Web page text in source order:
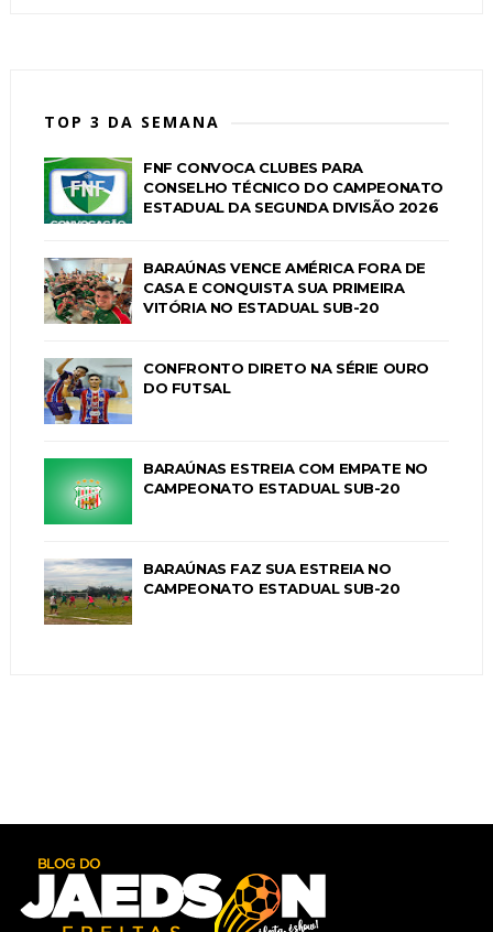
TOP 3 DA SEMANA
FNF CONVOCA CLUBES PARA
CONSELHO TÉCNICO DO CAMPEONATO
ESTADUAL DA SEGUNDA DIVISÃO 2026
BARAÚNAS VENCE AMÉRICA FORA DE
CASA E CONQUISTA SUA PRIMEIRA
VITÓRIA NO ESTADUAL SUB-20
CONFRONTO DIRETO NA SÉRIE OURO
DO FUTSAL
BARAÚNAS ESTREIA COM EMPATE NO
CAMPEONATO ESTADUAL SUB-20
BARAÚNAS FAZ SUA ESTREIA NO
CAMPEONATO ESTADUAL SUB-20